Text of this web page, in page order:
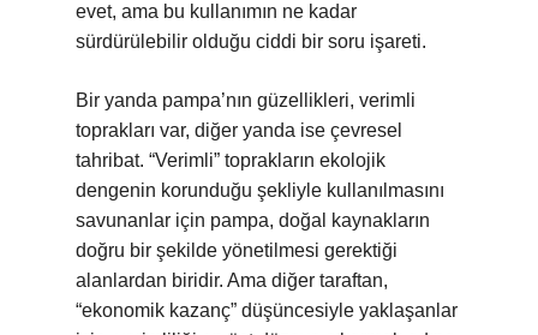
evet, ama bu kullanımın ne kadar
sürdürülebilir olduğu ciddi bir soru işareti.
Bir yanda pampa’nın güzellikleri, verimli
toprakları var, diğer yanda ise çevresel
tahribat. “Verimli” toprakların ekolojik
dengenin korunduğu şekliyle kullanılmasını
savunanlar için pampa, doğal kaynakların
doğru bir şekilde yönetilmesi gerektiği
alanlardan biridir. Ama diğer taraftan,
“ekonomik kazanç” düşüncesiyle yaklaşanlar